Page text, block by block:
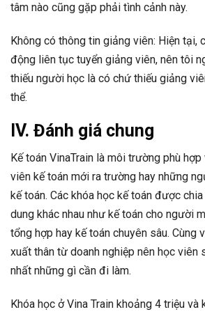
tâm nào cũng gặp phải tình cảnh này.
Không có thông tin giảng viên: Hiện tại,
động liên tục tuyển giảng viên, nên tôi
thiếu người học là có chứ thiếu giảng
thể.
IV. Đánh giá chung
Kế toán VinaTrain là môi trường phù
viên kế toán mới ra trường hay những
kế toán. Các khóa học kế toán được
dung khác nhau như kế toán cho người
tổng hợp hay kế toán chuyên sâu. Cùng
xuất thân từ doanh nghiệp nên học viên
nhất những gì cần đi làm.
Khóa học ở Vina Train khoảng 4 triệu